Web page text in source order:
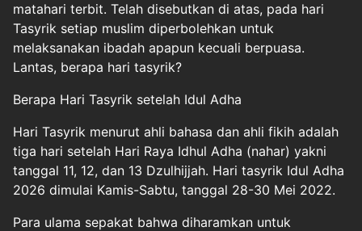
matahari terbit. Telah disebutkan di atas, pada hari
Tasyrik setiap muslim diperbolehkan untuk
melaksanakan ibadah apapun kecuali berpuasa.
Lantas, berapa hari tasyrik?
Berapa Hari Tasyrik setelah Idul Adha
Hari Tasyrik menurut ahli bahasa dan ahli fikih adalah
tiga hari setelah Hari Raya Idhul Adha (nahar) yakni
tanggal 11, 12, dan 13 Dzulhijjah. Hari tasyrik Idul Adha
2026 dimulai Kamis-Sabtu, tanggal 28-30 Mei 2022.
Para ulama sepakat bahwa diharamkan untuk